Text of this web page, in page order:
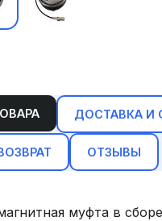
ДОСТАВКА И
ОТЗЫВЫ
муфта в